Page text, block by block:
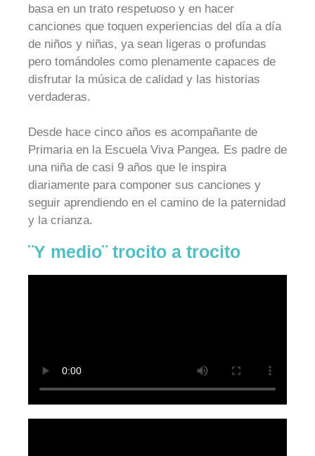
basa en un trato respetuoso y en hacer
canciones que toquen experiencias del día a día
de niños y niñas, ya sean ligeras o profundas
pero tomándoles como plenamente capaces de
disfrutar la música de calidad y las historias
verdaderas.
Desde hace cinco años es acompañante de
Primaria en la Escuela Viva Pangea. Es padre de
una niña de casi 9 años que le inspira
diariamente para componer sus canciones y
seguir aprendiendo en el camino de la paternidad
y la crianza.
¨Y medio¨ trocito a trocito